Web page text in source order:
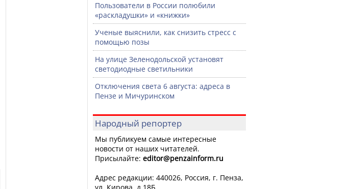
Пользователи в России полюбили
«раскладушки» и «книжки»
Ученые выяснили, как снизить стресс с
помощью позы
На улице Зеленодольской установят
светодиодные светильники
Отключения света 6 августа: адреса в
Пензе и Мичуринском
Народный репортер
Мы публикуем самые интересные
новости от наших читателей.
Присылайте: editor@penzainform.ru
Адрес редакции: 440026, Россия, г. Пенза,